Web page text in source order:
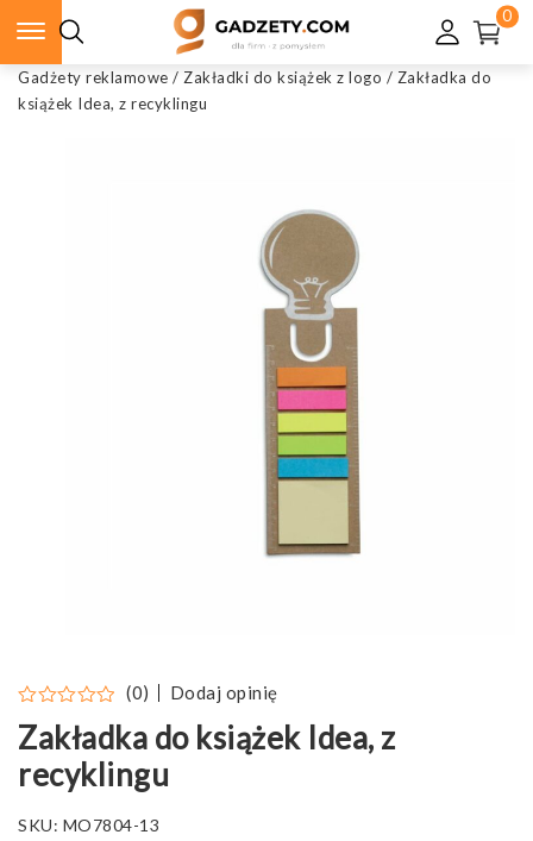
0
Gadżety reklamowe / Zakładki do książek z logo / Zakładka do
książek Idea, z recyklingu
(0) Dodaj opinię
Zakładka do książek Idea, z
recyklingu
SKU: MO7804-13